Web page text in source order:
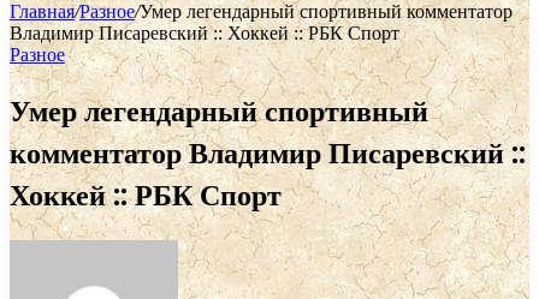
Главная/Разное/Умер легендарный спортивный комментатор
Владимир Писаревский :: Хоккей :: РБК Спорт
Разное
Умер легендарный спортивный
комментатор Владимир Писаревский ::
Хоккей :: РБК Спорт